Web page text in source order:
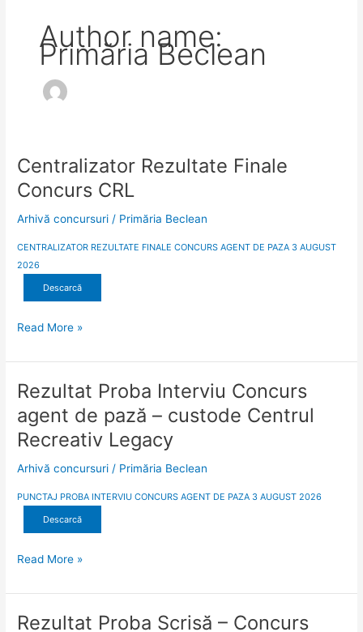
Author name:
Primăria Beclean
Centralizator Rezultate Finale
Concurs CRL
Arhivă concursuri / Primăria Beclean
CENTRALIZATOR REZULTATE FINALE CONCURS AGENT DE PAZA 3 AUGUST
2026
Descarcă
Centralizator
Rezultate
Finale
Concurs
Read More »
Rezultat Proba Interviu Concurs
agent de pază – custode Centrul
Recreativ Legacy
Arhivă concursuri / Primăria Beclean
PUNCTAJ PROBA INTERVIU CONCURS AGENT DE PAZA 3 AUGUST 2026
Descarcă
Rezultat
Interviu
Concurs
de
pază
Recreativ
Read More »
Rezultat Proba Scrisă – Concurs
Rezultat